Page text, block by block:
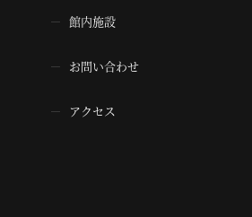
館内施設
お問い合わせ
アクセス